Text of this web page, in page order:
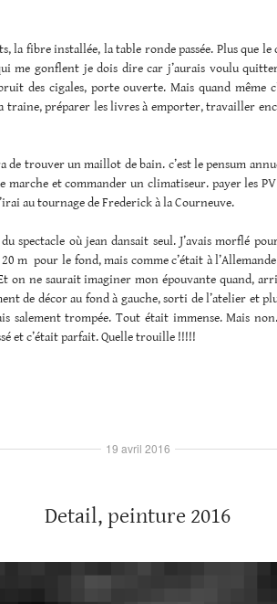
la fibre installée, la table ronde passée. Plus que le
me gonflent je dois dire car j’aurais voulu
des cigales, porte ouverte. Mais quand même
traine, préparer les livres à emporter, travailler
de trouver un maillot de bain. c’est le pensum
marche et commander un climatiseur. payer les
au tournage de Frederick à la Courneuve.
spectacle où jean dansait seul. J’avais morflé
20 m pour le fond, mais comme c’était à
on ne saurait imaginer mon épouvante quand,
de décor au fond à gauche, sorti de l’atelier et
salement trompée. Tout était immense. Mais
et c’était parfait. Quelle trouille !!!!!
Detail, peinture 2016
19 avril 2016